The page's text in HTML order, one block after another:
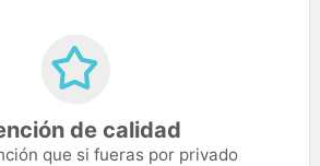
de calidad
que si fueras por privado